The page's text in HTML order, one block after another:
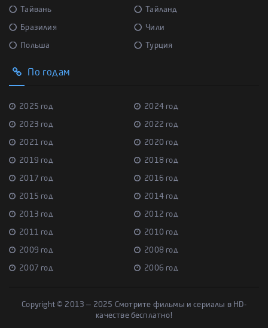
Тайвань Тайланд
Бразилия Чили
Польша Турция
По годам
2025 год 2024 год
2023 год 2022 год
2021 год 2020 год
2019 год 2018 год
2017 год 2016 год
2015 год 2014 год
2013 год 2012 год
2011 год 2010 год
2009 год 2008 год
2007 год 2006 год
Copyright © 2013 — 2025 Смотрите фильмы и сериалы в HD-
качестве бесплатно!